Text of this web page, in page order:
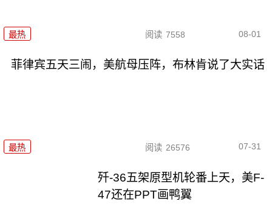
最热 阅读 7558 08-01
菲律宾五天三闹，美航母压阵，布林肯说了大实话
最热 阅读 26576 07-31
歼-36五架原型机轮番上天，美F-
47还在PPT画鸭翼